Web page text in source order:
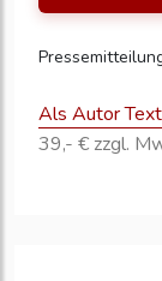
Als Autor
39,- € zzgl.